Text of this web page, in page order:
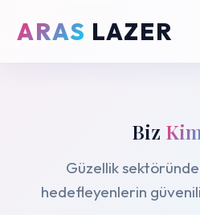
ARAS LAZER
Biz
Güzellik
hedefleyenlerin